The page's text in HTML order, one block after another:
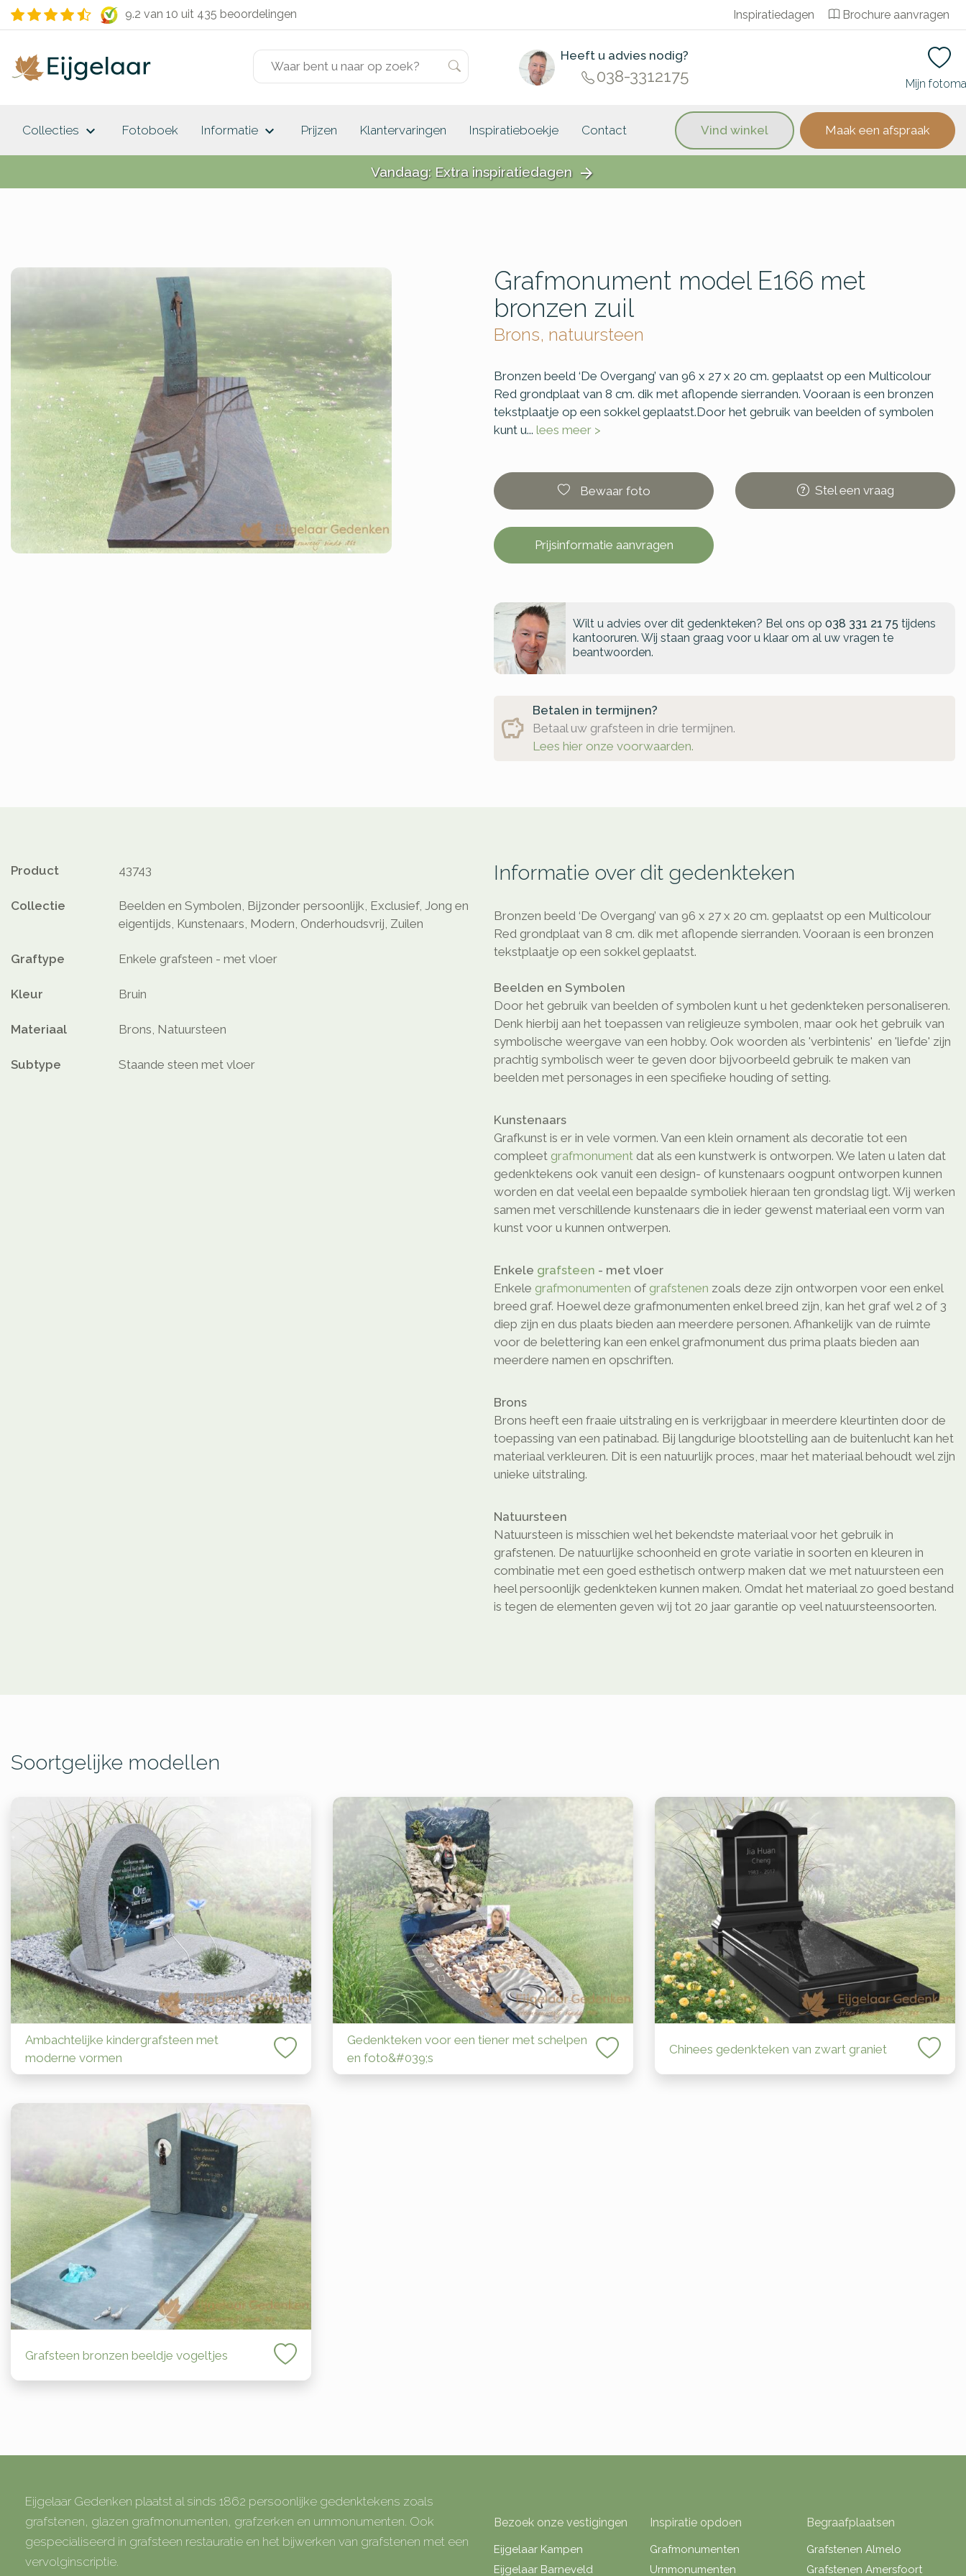
9.2 van 10 uit 435 beoordelingen Inspiratiedagen Brochure aanvragen
Heeft u advies nodig?
038-3312175 Mijn
Collecties keyboard_arrow_down Fotoboek Informatie keyboard_arrow_down Prijzen Klantervaringen Inspiratieboekje Contact Vind winkel Maak een afspraak
Vandaag: Extra inspiratiedagen arrow_forward
Grafmonument model E166 met
bronzen zuil
Brons, natuursteen
Bronzen beeld ‘De Overgang’ van 96 x 27 x 20 cm. geplaatst op een Multicolour
Red grondplaat van 8 cm. dik met aflopende sierranden. Vooraan is een bronzen
tekstplaatje op een sokkel geplaatst.Door het gebruik van beelden of symbolen
kunt u... lees meer >
Bewaar foto Steleen vraag
Prijsinformatie aanvragen
Wilt u advies over dit gedenkteken? Bel ons op 038 331 21 75 tijdens
kantooruren. Wij staan graag voor u klaar om al uw vragen te
beantwoorden.
Betalen in termijnen?
Betaal uw grafsteen in drie termijnen.
Lees hier onze voorwaarden.
Product 43743
Collectie
Beelden en Symbolen, Bijzonder persoonlijk, Exclusief, Jong en
eigentijds, Kunstenaars, Modern, Onderhoudsvrij, Zuilen
Graftype Enkele grafsteen - met vloer
Kleur Bruin
Materiaal Brons, Natuursteen
Subtype Staande steen met vloer
Informatie over dit gedenkteken
Bronzen beeld ‘De Overgang’ van 96 x 27 x 20 cm. geplaatst op een Multicolour
Red grondplaat van 8 cm. dik met aflopende sierranden. Vooraan is een bronzen
tekstplaatje op een sokkel geplaatst.
Beelden en Symbolen
Door het gebruik van beelden of symbolen kunt u het gedenkteken personaliseren.
Denk hierbij aan het toepassen van religieuze symbolen, maar ook het gebruik van
symbolische weergave van een hobby. Ook woorden als 'verbintenis' en 'liefde' zijn
prachtig symbolisch weer te geven door bijvoorbeeld gebruik te maken van
beelden met personages in een specifieke houding of setting.
Kunstenaars
Grafkunst is er in vele vormen. Van een klein ornament als decoratie tot een
compleet grafmonument dat als een kunstwerk is ontworpen. We laten u laten dat
gedenktekens ook vanuit een design- of kunstenaars oogpunt ontworpen kunnen
worden en dat veelal een bepaalde symboliek hieraan ten grondslag ligt. Wij werken
samen met verschillende kunstenaars die in ieder gewenst materiaal een vorm van
kunst voor u kunnen ontwerpen.
Enkele grafsteen - met vloer
Enkele grafmonumenten of grafstenen zoals deze zijn ontworpen voor een enkel
breed graf. Hoewel deze grafmonumenten enkel breed zijn, kan het graf wel 2 of 3
diep zijn en dus plaats bieden aan meerdere personen. Afhankelijk van de ruimte
voor de belettering kan een enkel grafmonument dus prima plaats bieden aan
meerdere namen en opschriften.
Brons
Brons heeft een fraaie uitstraling en is verkrijgbaar in meerdere kleurtinten door de
toepassing van een patinabad. Bij langdurige blootstelling aan de buitenlucht kan het
materiaal verkleuren. Dit is een natuurlijk proces, maar het materiaal behoudt wel zijn
unieke uitstraling.
Natuursteen
Natuursteen is misschien wel het bekendste materiaal voor het gebruik in
grafstenen. De natuurlijke schoonheid en grote variatie in soorten en kleuren in
combinatie met een goed esthetisch ontwerp maken dat we met natuursteen een
heel persoonlijk gedenkteken kunnen maken. Omdat het materiaal zo goed bestand
is tegen de elementen geven wij tot 20 jaar garantie op veel natuursteensoorten.
Soortgelijke modellen
Ambachtelijke kindergrafsteen met
moderne vormen
Gedenkteken voor een tiener met schelpen
en foto&#039;s
Chinees gedenkteken van zwart graniet
Grafsteen bronzen beeldje vogeltjes
Eijgelaar Gedenken plaatst al sinds 1862 persoonlijke gedenktekens zoals
grafstenen, glazen grafmonumenten, grafzerken en urnmonumenten. Ook
gespecialiseerd in grafsteen restauratie en het bijwerken van grafstenen met een
vervolginscriptie.
Bezoek onze vestigingen
Eijgelaar Kampen
Eijgelaar Barneveld
Inspiratie opdoen
Grafmonumenten
Urnmonumenten
Begraafplaatsen
Grafstenen Almelo
Grafstenen Amersfoort